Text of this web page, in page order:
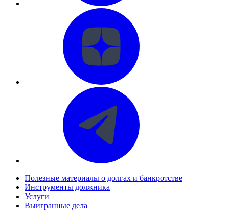
Полезные материалы о долгах и банкротстве
Инструменты должника
Услуги
Выигранные дела